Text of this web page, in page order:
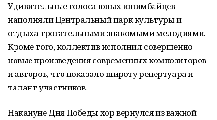
Удивительные голоса юных ишимбайцев
наполняли Центральный парк культуры и
отдыха трогательными знакомыми мелодиями.
Кроме того, коллектив исполнил совершенно
новые произведения современных композиторов
и авторов, что показало широту репертуара и
талант участников.
Накануне Дня Победы хор вернулся из важной